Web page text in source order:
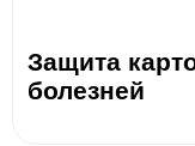
Защита
болезней